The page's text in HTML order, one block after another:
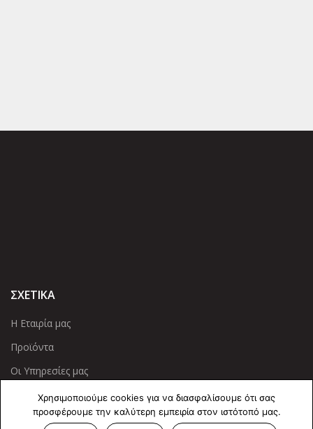
ΣΧΕΤΙΚΑ
Η Εταιρία μας
Προϊόντα
Οι Υπηρεσίες μας
ΠΛΗΡΟΦΟΡΙΕΣ
Χρησιμοποιούμε cookies για να διασφαλίσουμε ότι σας
προσφέρουμε την καλύτερη εμπειρία στον ιστότοπό μας.